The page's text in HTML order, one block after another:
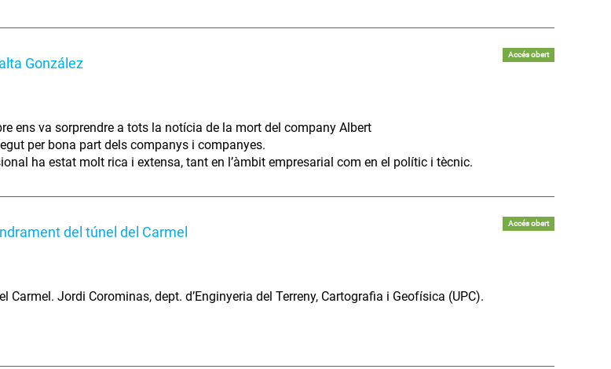
González
Accés obert
ens va sorprendre a tots la notícia de la mort del company Albert
per bona part dels companys i companyes.
ha estat molt rica i extensa, tant en l’àmbit empresarial com en el polític i tècnic.
del túnel del Carmel
Accés obert
Carmel. Jordi Corominas, dept. d’Enginyeria del Terreny, Cartografia i Geofísica (UPC).